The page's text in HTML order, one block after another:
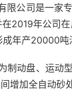
限公司是一家
2019年公司
年产20000吨
制动盘、运动
增加全自动砂